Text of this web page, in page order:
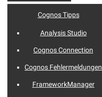
Cognos Tipps
Analysis Studio
Cognos Connection
Cognos Fehlermeldungen
FrameworkManager